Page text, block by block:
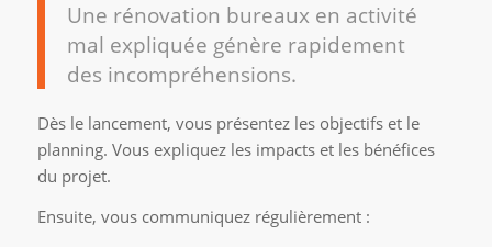
Une rénovation bureaux en activité
mal expliquée génère rapidement
des incompréhensions.
Dès le lancement, vous présentez les objectifs et le
planning. Vous expliquez les impacts et les bénéfices
du projet.
Ensuite, vous communiquez régulièrement :